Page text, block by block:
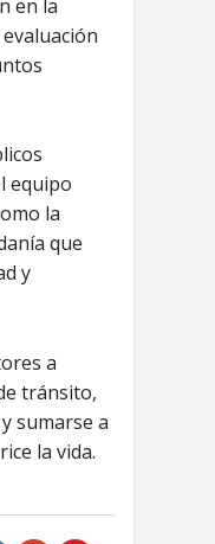
en la
equipo
la
que
y
a
tránsito,
sumarse a
la vida.